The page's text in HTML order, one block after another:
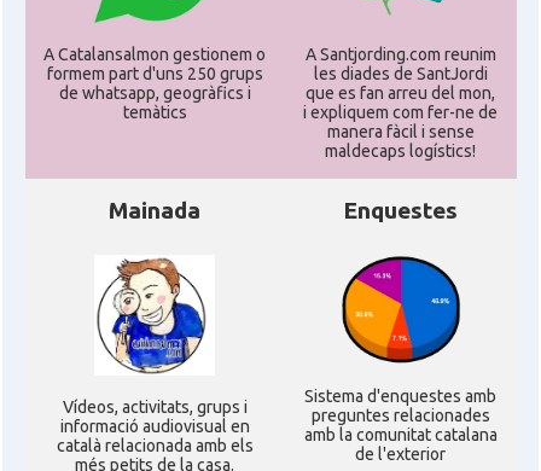
A Catalansalmon gestionem o
formem part d'uns 250 grups
de whatsapp, geogràfics i
temàtics
A Santjording.com reunim
les diades de SantJordi
que es fan arreu del mon,
i expliquem com fer-ne de
manera fàcil i sense
maldecaps logí­stics!
Mainada
Ví­deos, activitats, grups i
informació audiovisual en
català relacionada amb els
més petits de la casa.
Enquestes
Sistema d'enquestes amb
preguntes relacionades
amb la comunitat catalana
de l'exterior